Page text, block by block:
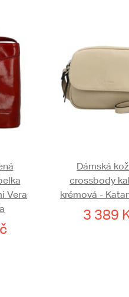
Vera
Dámská
crossbody
krémová -
3 389